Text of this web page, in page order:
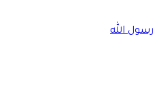
الله